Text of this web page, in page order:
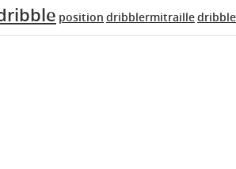
position dribblermitraille